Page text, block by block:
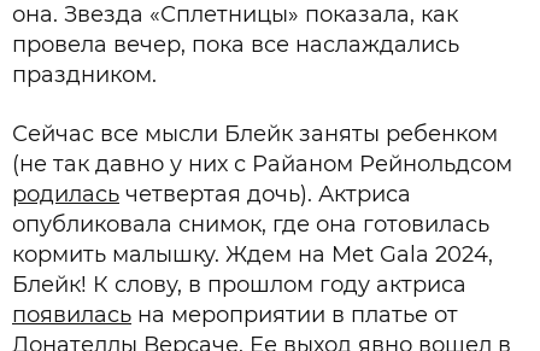
она. Звезда «Сплетницы» показала, как
провела вечер, пока все наслаждались
праздником.
Сейчас все мысли Блейк заняты ребенком
(не так давно у них с Райаном Рейнольдсом
родилась четвертая дочь). Актриса
опубликовала снимок, где она готовилась
кормить малышку. Ждем на Met Gala 2024,
Блейк! К слову, в прошлом году актриса
появилась на мероприятии в платье от
Донателлы Версаче. Ее выход явно вошел в